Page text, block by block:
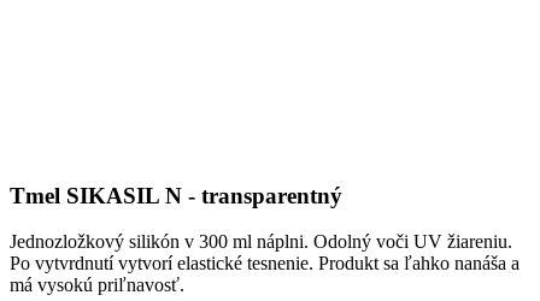
Tmel SIKASIL N - transparentný
Jednozložkový silikón v 300 ml náplni. Odolný voči UV žiareniu.
Po vytvrdnutí vytvorí elastické tesnenie. Produkt sa ľahko nanáša a
má vysokú priľnavosť.